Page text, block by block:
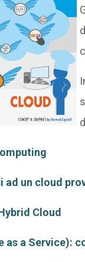
ad un cloud
Cloud
as a Service):